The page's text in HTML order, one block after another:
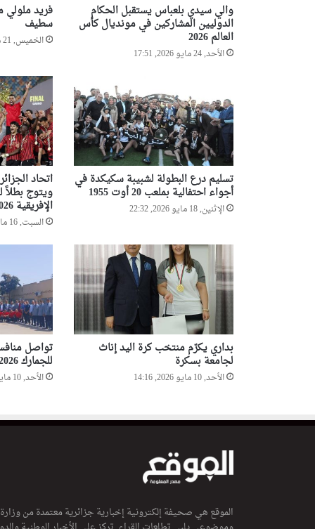
والي سيدي بلعباس يستقبل الحكام
الدوليين المشاركين في مونديال كأس
العالم 2026
الأحد, 24 مايو 2026, 17:51
فريد ملولي
سطيف
الخميس, 21 مايو 2026, 9:44
تسليم درع البطولة لشبيبة سكيكدة في
أجواء احتفالية بملعب 20 أوت 1955
الإثنين, 18 مايو 2026, 22:32
اتحاد
ويتوج بطلاً
الإفريقية 2026
السبت, 16 مايو 2026, 23:19
بداري يكرّم منتخب كرة اليد إناث
لجامعة بسكرة
الأحد, 10 مايو 2026, 14:16
تواصل
للجمارك 2026
الأحد, 10 مايو 2026, 10:47
الموقع هي صحيفة إلكترونية إخبارية جزائرية معتمدة من